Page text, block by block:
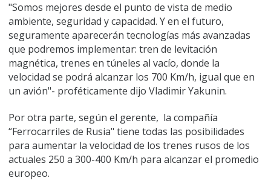
"Somos mejores desde el punto de vista de medio
ambiente, seguridad y capacidad. Y en el futuro,
seguramente aparecerán tecnologías más avanzadas
que podremos implementar: tren de levitación
magnética, trenes en túneles al vacío, donde la
velocidad se podrá alcanzar los 700 Km/h, igual que en
un avión"- proféticamente dijo Vladimir Yakunin.
Por otra parte, según el gerente, la compañía
“Ferrocarriles de Rusia" tiene todas las posibilidades
para aumentar la velocidad de los trenes rusos de los
actuales 250 a 300-400 Km/h para alcanzar el promedio
europeo.